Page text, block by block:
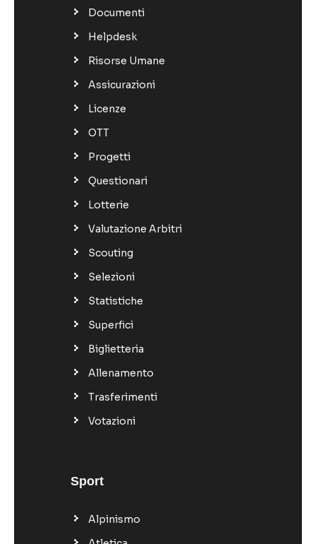
Documenti
Helpdesk
Risorse Umane
Assicurazioni
Licenze
OTT
Progetti
Questionari
Lotterie
Valutazione Arbitri
Scouting
Selezioni
Statistiche
Superfici
Biglietteria
Allenamento
Trasferimenti
Votazioni
Sport
Alpinismo